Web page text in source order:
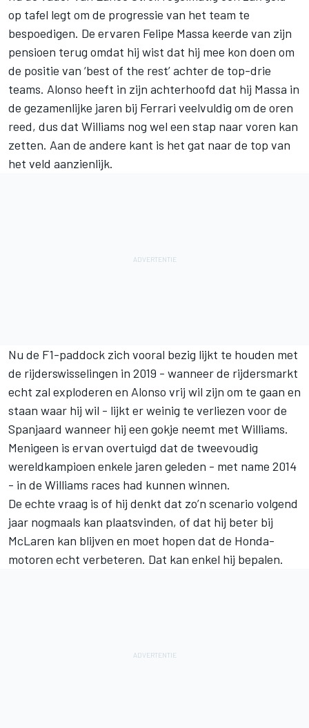
op tafel legt om de progressie van het team te
bespoedigen. De ervaren Felipe Massa keerde van zijn
pensioen terug omdat hij wist dat hij mee kon doen om
de positie van ‘best of the rest’ achter de top-drie
teams. Alonso heeft in zijn achterhoofd dat hij Massa in
de gezamenlijke jaren bij Ferrari veelvuldig om de oren
reed, dus dat Williams nog wel een stap naar voren kan
zetten. Aan de andere kant is het gat naar de top van
het veld aanzienlijk.
Nu de F1-paddock zich vooral bezig lijkt te houden met
de rijderswisselingen in 2019 - wanneer de rijdersmarkt
echt zal exploderen en Alonso vrij wil zijn om te gaan en
staan waar hij wil - lijkt er weinig te verliezen voor de
Spanjaard wanneer hij een gokje neemt met Williams.
Menigeen is ervan overtuigd dat de tweevoudig
wereldkampioen enkele jaren geleden - met name 2014
- in de Williams races had kunnen winnen.
De echte vraag is of hij denkt dat zo’n scenario volgend
jaar nogmaals kan plaatsvinden, of dat hij beter bij
McLaren kan blijven en moet hopen dat de Honda-
motoren echt verbeteren. Dat kan enkel hij bepalen.